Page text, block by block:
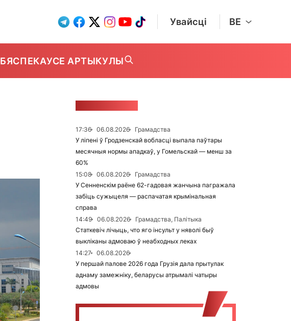
Увайсці BE
БЯСПЕКАУСЕ АРТЫКУЛЫ
17:36 06.08.2026
Грамадства
У ліпені ў Гродзенскай вобласці выпала паўтары
месячныя нормы ападкаў, у Гомельскай — менш за
60%
15:08
06.08.2026
Грамадства
У Сенненскім раёне 62-гадовая жанчына пагражала
забіць сужыцеля — распачатая крымінальная
справа
14:49
06.08.2026
Грамадства, Палітыка
Статкевіч лічыць, что яго інсульт у няволі быў
выкліканы адмоваю ў неабходных леках
14:27
06.08.2026
У першай палове 2026 года Грузія дала прытулак
аднаму замежніку, беларусы атрымалі чатыры
адмовы